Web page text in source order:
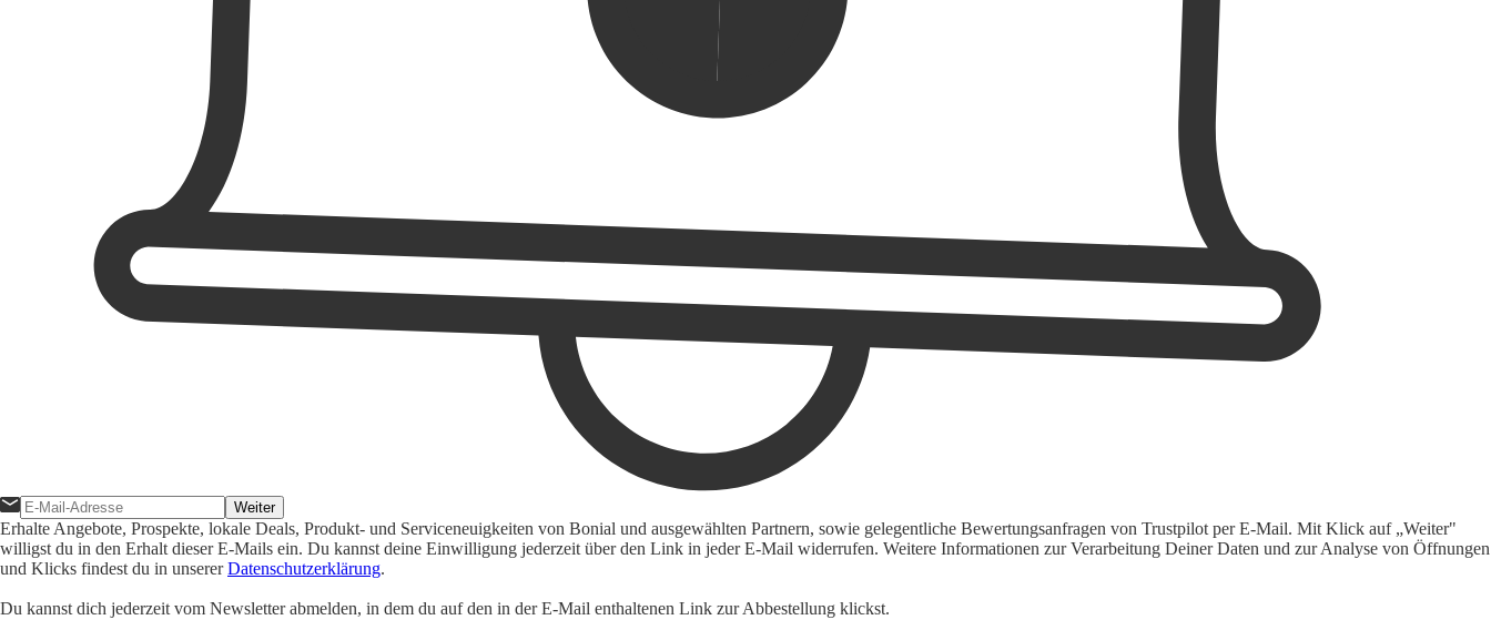
Weiter
Erhalte Angebote, Prospekte, lokale Deals, Produkt- und Serviceneuigkeiten von Bonial und ausgewählten Partnern, sowie gelegentliche Bewertungsanfragen von Trustpilot per E-Mail. Mit Klick auf „Weiter"
willigst du in den Erhalt dieser E-Mails ein. Du kannst deine Einwilligung jederzeit über den Link in jeder E-Mail widerrufen. Weitere Informationen zur Verarbeitung Deiner Daten und zur Analyse von Öffnungen
und Klicks findest du in unsererDatenschutzerklärung.
Du kannst dich jederzeit vom Newsletter abmelden, in dem du auf den in der E-Mail enthaltenen Link zur Abbestellung klickst.